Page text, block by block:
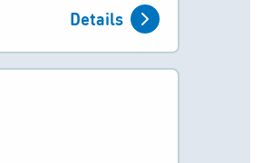
Details